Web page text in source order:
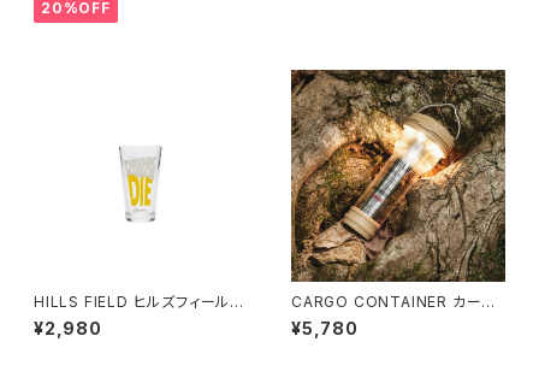
20%OFF
HILLS FIELD ヒルズフィールド
DRINK OR DIE パイントグラス
480ml
¥2,980
CARGO CONTAINER カーゴ
コンテナ / AIR LIGHT
¥5,780